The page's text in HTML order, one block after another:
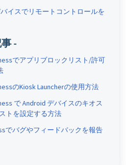
イスでリモートコントロールを
-
でアプリブロックリスト/許可
のKiosk Launcherの使用方法
で Android デバイスのキオス
トを設定する方法
でバグやフィードバックを報告